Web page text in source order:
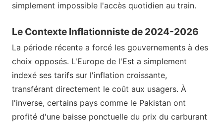
simplement impossible l'accès quotidien au train.
Le Contexte Inflationniste de 2024-2026
La période récente a forcé les gouvernements à des
choix opposés. L'Europe de l'Est a simplement
indexé ses tarifs sur l'inflation croissante,
transférant directement le coût aux usagers. À
l'inverse, certains pays comme le Pakistan ont
profité d'une baisse ponctuelle du prix du carburant